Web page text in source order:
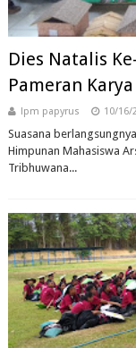
Dies Natalis
Pameran
lpm papyrus 10/16/
Suasana
Himpunan Mahasiswa
Tribhuwana...